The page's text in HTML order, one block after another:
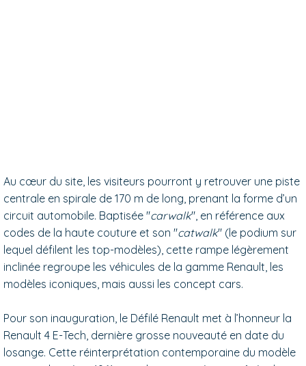
Au cœur du site, les visiteurs pourront y retrouver une piste
centrale en spirale de 170 m de long, prenant la forme d’un
circuit automobile. Baptisée "carwalk", en référence aux
codes de la haute couture et son "catwalk" (le podium sur
lequel défilent les top-modèles), cette rampe légèrement
inclinée regroupe les véhicules de la gamme Renault, les
modèles iconiques, mais aussi les concept cars.
Pour son inauguration, le Défilé Renault met à l’honneur la
Renault 4 E-Tech, dernière grosse nouveauté en date du
losange. Cette réinterprétation contemporaine du modèle